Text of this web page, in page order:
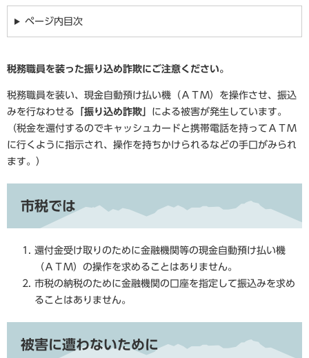
ページ内目次
税務職員を装った振り込め詐欺にご注意ください。
税務職員を装い、現金自動預け払い機（ＡＴＭ）を操作させ、振込
みを行なわせる 「振り込め詐欺」 による被害が発生しています。
（税金を還付するのでキャッシュカードと携帯電話を持ってＡＴＭ
に行くように指示され、操作を持ちかけられるなどの手口がみられ
ます。）
市税では
還付金受け取りのために金融機関等の現金自動預け払い機
（ＡＴＭ）の操作を求めることはありません。
市税の納税のために金融機関の口座を指定して振込みを求め
ることはありません。
被害に遭わないために